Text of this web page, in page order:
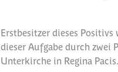
Erstbesitzer dieses
dieser Aufgabe durch zwei
Unterkirche in Regina Pacis.